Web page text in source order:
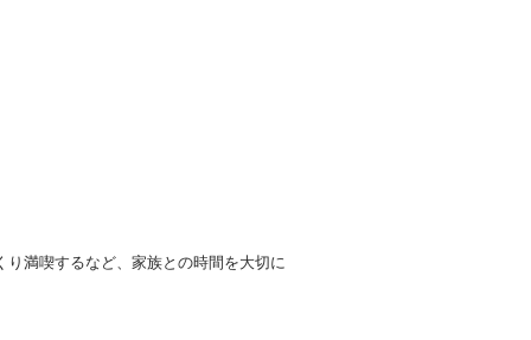
満喫するなど、家族との時間を大切に